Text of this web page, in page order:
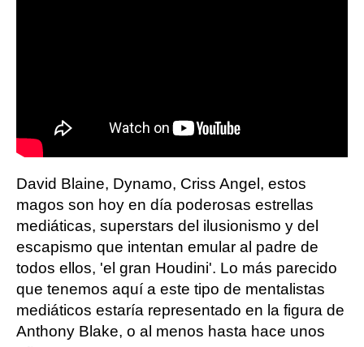
David Blaine, Dynamo, Criss Angel, estos
magos son hoy en día poderosas estrellas
mediáticas, superstars del ilusionismo y del
escapismo que intentan emular al padre de
todos ellos, 'el gran Houdini'. Lo más parecido
que tenemos aquí a este tipo de mentalistas
mediáticos estaría representado en la figura de
Anthony Blake, o al menos hasta hace unos